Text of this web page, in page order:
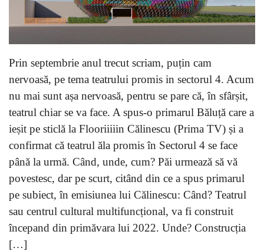
Prin septembrie anul trecut scriam, puțin cam
nervoasă, pe tema teatrului promis in sectorul 4. Acum
nu mai sunt așa nervoasă, pentru se pare că, în sfârșit,
teatrul chiar se va face. A spus-o primarul Băluță care a
ieșit pe sticlă la Flooriiiiin Călinescu (Prima TV) și a
confirmat că teatrul ăla promis în Sectorul 4 se face
până la urmă. Când, unde, cum? Păi urmează să vă
povestesc, dar pe scurt, citând din ce a spus primarul
pe subiect, în emisiunea lui Călinescu: Când? Teatrul
sau centrul cultural multifuncțional, va fi construit
începand din primăvara lui 2022. Unde? Construcția
[…]